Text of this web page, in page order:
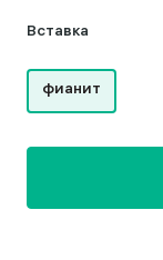
Вставка
фианит